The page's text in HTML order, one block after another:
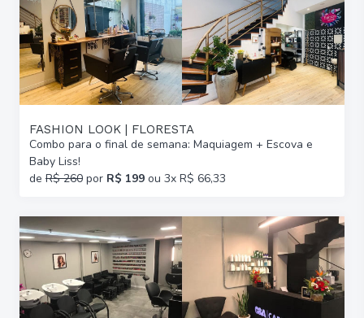
FASHION LOOK | FLORESTA
Combo para o final de semana: Maquiagem + Escova e
Baby Liss!
de R$ 260 por R$ 199 ou 3x R$ 66,33